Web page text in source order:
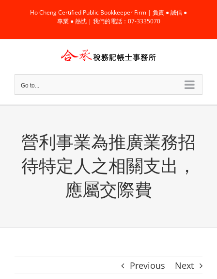
content
Ho Cheng Certified Public Bookkeeper Firm | 負責 ● 誠信 ●
專業 ● 熱忱 | 我們的電話：07-3335070
Go to...
營利事業為推廣業務招
待特定人之相關支出，
應屬交際費
Previous Next